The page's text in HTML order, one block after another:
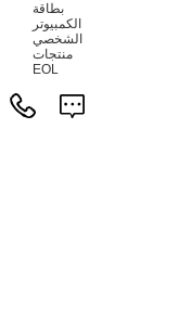
بطاقة
الكمبيوتر
الشخصي
منتجات
EOL